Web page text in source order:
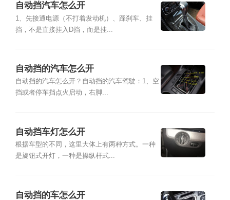
自动挡汽车怎么开
1、先接通电源（不打着发动机）、踩刹车、挂
挡，不是直接挂入D挡，而是挂...
自动挡的汽车怎么开
自动挡的汽车怎么开？自动挡的汽车驾驶：1、空
挡或者停车挡点火启动，右脚...
自动挡车灯怎么开
根据车型的不同，这里大体上有两种方式。一种
是旋钮式开灯，一种是操纵杆式...
自动挡的车怎么开